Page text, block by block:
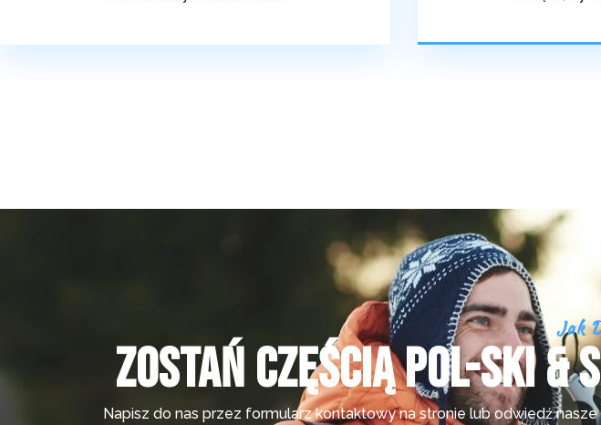
Jak
Zostań częścią Pol-ski &
Napisz do nas przez formularz kontaktowy na stronie lub odwiedź